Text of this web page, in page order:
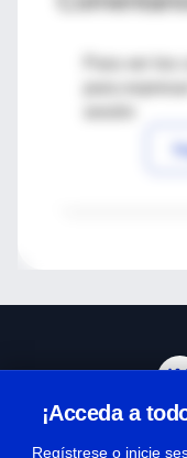
Para ver los
¡Acceda a
Regístrese o inicie